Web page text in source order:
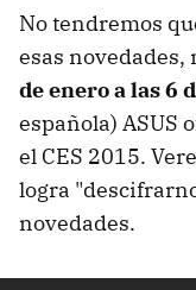
No tendremos
esas novedades,
de enero a las 6
española) ASUS
el CES 2015.
logra
novedades.